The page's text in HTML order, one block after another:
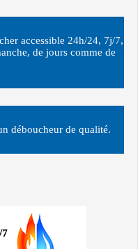
accessible 24h/24, 7j/7,
de jours comme de
déboucheur de qualité.